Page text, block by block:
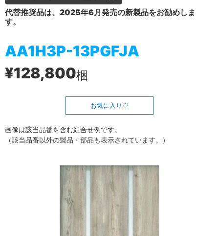
代替推奨品は、2025年6月発売の新製品をお勧めしま
す。
AA1H3P-13PGFJA
¥128,800梱
お気に入り
画像は該当品番を含む組合せ例です。
（該当品番以外の製品・部品も表示されています。）